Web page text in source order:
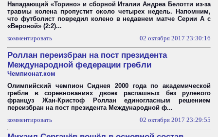
Нападающий «Торино» и сборной Италии Андреа Белотти из-за
травмы колена пропустит около четырех недель. Напомним,
что футболист повредил колено в недавнем матче Серии А с
«Вероной» (2:2)...
комментировать
02 октября 2017 23:30:16
Роллан переизбран на пост президента
Международной федерации гребли
Чемпионат.ком
Олимпийский чемпион Сиднея 2000 года по академической
гребле в соревнованиях двоек распашных без рулевого
француз Жан-Кристоф Роллан единогласным решением
переизбран на пост президента Международной ф...
комментировать
02 октября 2017 23:29:55